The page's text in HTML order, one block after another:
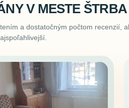
V MESTE ŠTRBA
a dostatočným počtom recenzií,